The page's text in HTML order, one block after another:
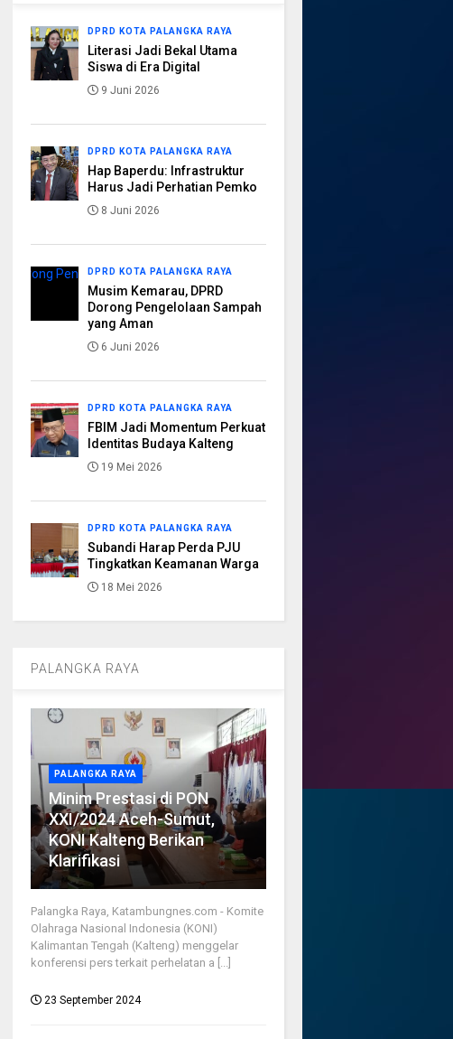
DPRD KOTA PALANGKA RAYA
Literasi Jadi Bekal Utama
Siswa di Era Digital
9 Juni 2026
DPRD KOTA PALANGKA RAYA
Hap Baperdu: Infrastruktur
Harus Jadi Perhatian Pemko
8 Juni 2026
DPRD KOTA PALANGKA RAYA
Musim Kemarau, DPRD
Dorong Pengelolaan Sampah
yang Aman
6 Juni 2026
DPRD KOTA PALANGKA RAYA
FBIM Jadi Momentum Perkuat
Identitas Budaya Kalteng
19 Mei 2026
DPRD KOTA PALANGKA RAYA
Subandi Harap Perda PJU
Tingkatkan Keamanan Warga
18 Mei 2026
PALANGKA RAYA
PALANGKA RAYA
Minim Prestasi di PON
XXI/2024 Aceh-Sumut,
KONI Kalteng Berikan
Klarifikasi
Palangka Raya, Katambungnes.com - Komite
Olahraga Nasional Indonesia (KONI)
Kalimantan Tengah (Kalteng) menggelar
konferensi pers terkait perhelatan a [...]
23 September 2024